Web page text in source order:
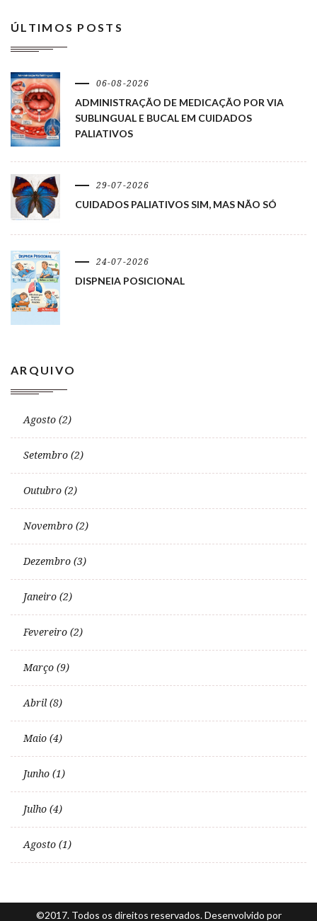
ÚLTIMOS POSTS
06-08-2026
ADMINISTRAÇÃO DE MEDICAÇÃO POR VIA
SUBLINGUAL E BUCAL EM CUIDADOS
PALIATIVOS
29-07-2026
CUIDADOS PALIATIVOS SIM, MAS NÃO SÓ
24-07-2026
DISPNEIA POSICIONAL
ARQUIVO
Agosto (2)
Setembro (2)
Outubro (2)
Novembro (2)
Dezembro (3)
Janeiro (2)
Fevereiro (2)
Março (9)
Abril (8)
Maio (4)
Junho (1)
Julho (4)
Agosto (1)
©2017. Todos os direitos reservados. Desenvolvido por